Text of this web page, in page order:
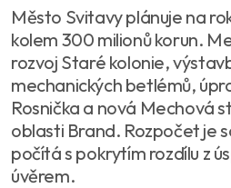
Město Svitavy plánuje na
kolem 300 milionů korun.
rozvoj Staré kolonie,
mechanických betlémů,
Rosnička a nová Mechová
oblasti Brand. Rozpočet je
počítá s pokrytím rozdílu z
úvěrem.